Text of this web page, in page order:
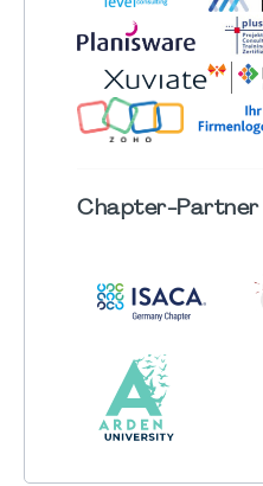
Chapter-Partner